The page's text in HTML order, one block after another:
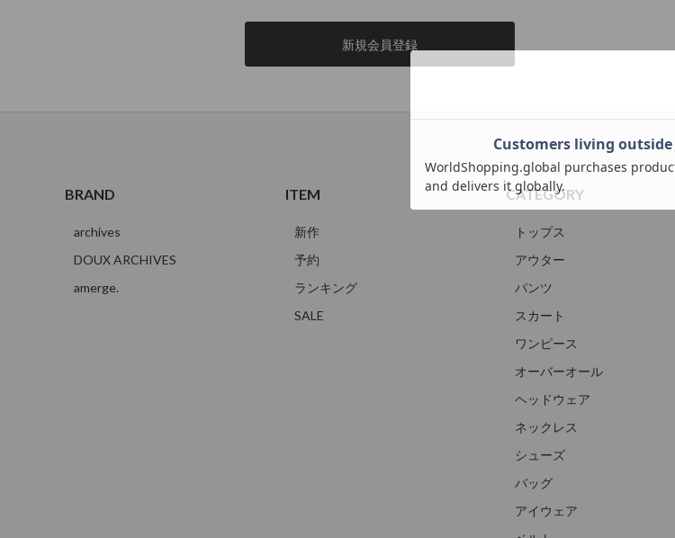
BRAND
archives
DOUX ARCHIVES
amerge.
ITEM
新作
予約
ランキング
SALE
CATEGORY
トップス
アウター
パンツ
スカート
ワンピース
オーバーオール
ヘッドウェア
ネックレス
シューズ
バッグ
アイウェア